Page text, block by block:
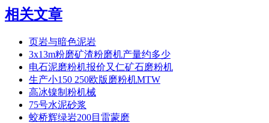
相关文章
页岩与暗色泥岩
3x13m粉磨矿渣粉磨机产量约多少
电石泥磨粉机报价又仁矿石磨粉机
生产小150 250欧版磨粉机MTW
高冰镍制粉机械
75号水泥砂浆
蛟桥辉绿岩200目雷蒙磨